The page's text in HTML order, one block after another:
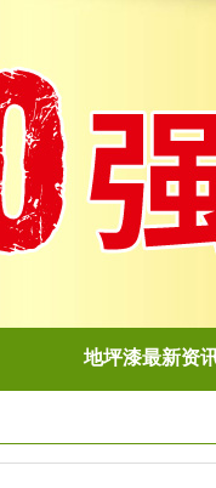
地坪漆最新资